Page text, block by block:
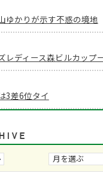
かりが示す不惑の境地
レディース森ビルカップ
3差6位タイ